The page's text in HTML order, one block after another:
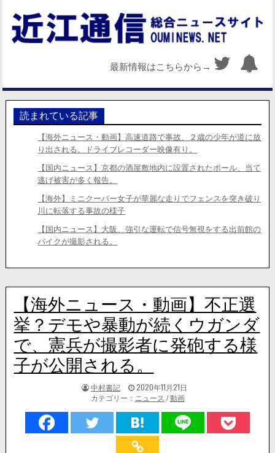
最新情報はこちらから→
読まれている記事
【海外ニュース・動画】高速道路で事故、２歳の少年が道に放
り出される。ドライブレコーダー映像有り。
【国内ニュース】京都の酒屋敷地内に設置されたポール、当て
逃げ被害が多く報告。
【海外】ミニクーパー女子が華麗な走りでフェンスを突き破り
川に転落する事故の様子
【国内ニュース】大阪、強引な運転で信号無視をする出前館の
バイクが撮影される。
【海外ニュース・動画】不正選
挙？デモや暴動が続くウガンダ
で、憲兵が撮影者に発砲する様
子が公開される。
著
者:
中村書記
掲
載
日：
2020年11月21日
カテゴリー： ニュース /動画